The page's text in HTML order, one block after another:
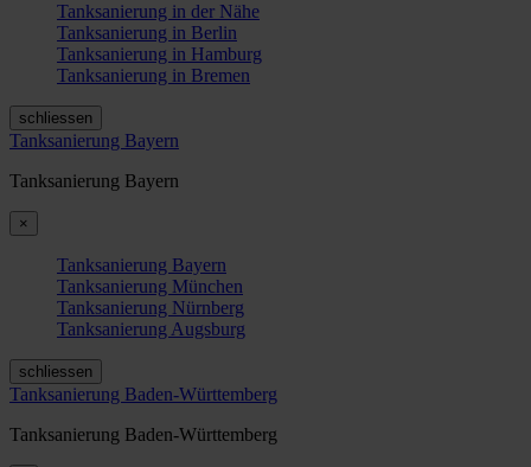
Tanksanierung in der Nähe
Tanksanierung in Berlin
Tanksanierung in Hamburg
Tanksanierung in Bremen
schliessen
Tanksanierung Bayern
Tanksanierung Bayern
×
Tanksanierung Bayern
Tanksanierung München
Tanksanierung Nürnberg
Tanksanierung Augsburg
schliessen
Tanksanierung Baden-Württemberg
Tanksanierung Baden-Württemberg